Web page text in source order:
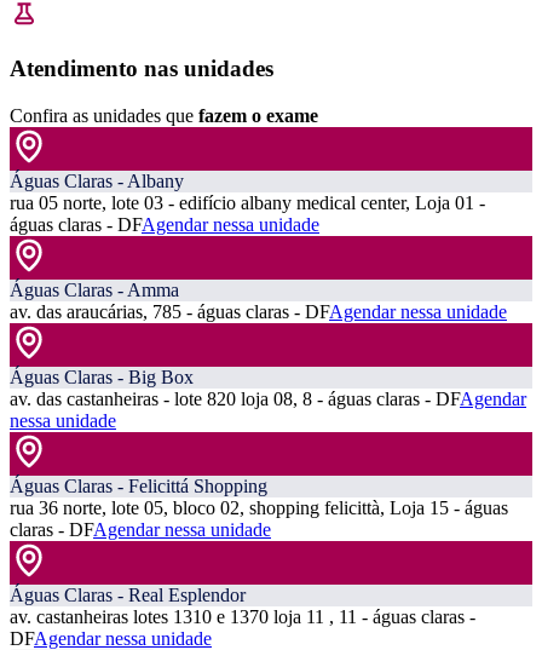
Atendimento nas unidades
Confira as unidades que fazem o exame
Águas Claras - Albany
rua 05 norte, lote 03 - edifício albany medical center, Loja 01 -
águas claras - DFAgendar nessa unidade
Águas Claras - Amma
av. das araucárias, 785 - águas claras - DFAgendar nessa unidade
Águas Claras - Big Box
av. das castanheiras - lote 820 loja 08, 8 - águas claras - DFAgendar
nessa unidade
Águas Claras - Felicittá Shopping
rua 36 norte, lote 05, bloco 02, shopping felicittà, Loja 15 - águas
claras - DFAgendar nessa unidade
Águas Claras - Real Esplendor
av. castanheiras lotes 1310 e 1370 loja 11 , 11 - águas claras -
DFAgendar nessa unidade